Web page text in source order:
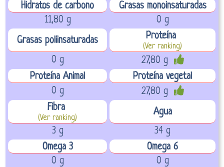
Hidratos de carbono
Grasas monoinsaturadas
11,80 g
0 g
Grasas poliinsaturadas
Proteína
(Ver ranking)
0 g
27,80 g
Proteína Animal
Proteína vegetal
0 g
27,80 g
Fibra
(Ver ranking)
Agua
3 g
34 g
Omega 3
Omega 6
0 g
0 g